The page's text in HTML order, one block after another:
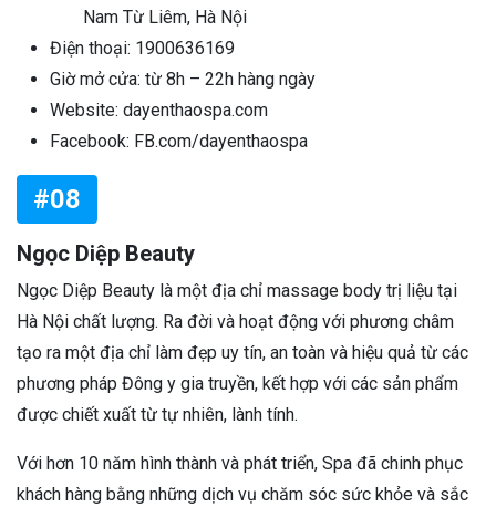
Nam Từ Liêm, Hà Nội
Điện thoại: 1900636169
Giờ mở cửa: từ 8h – 22h hàng ngày
Website: dayenthaospa.com
Facebook: FB.com/dayenthaospa
#08
Ngọc Diệp Beauty
Ngọc Diệp Beauty là một địa chỉ massage body trị liệu tại
Hà Nội chất lượng. Ra đời và hoạt động với phương châm
tạo ra một địa chỉ làm đẹp uy tín, an toàn và hiệu quả từ các
phương pháp Đông y gia truyền, kết hợp với các sản phẩm
được chiết xuất từ tự nhiên, lành tính.
Với hơn 10 năm hình thành và phát triển, Spa đã chinh phục
khách hàng bằng những dịch vụ chăm sóc sức khỏe và sắc